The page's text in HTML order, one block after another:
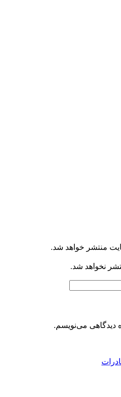
منتشر خواهد شد.
نخواهد شد.
دیدگاهی می‌نویسم.